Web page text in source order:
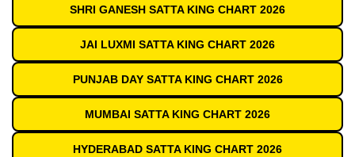
SHRI GANESH SATTA KING CHART 2026
JAI LUXMI SATTA KING CHART 2026
PUNJAB DAY SATTA KING CHART 2026
MUMBAI SATTA KING CHART 2026
HYDERABAD SATTA KING CHART 2026